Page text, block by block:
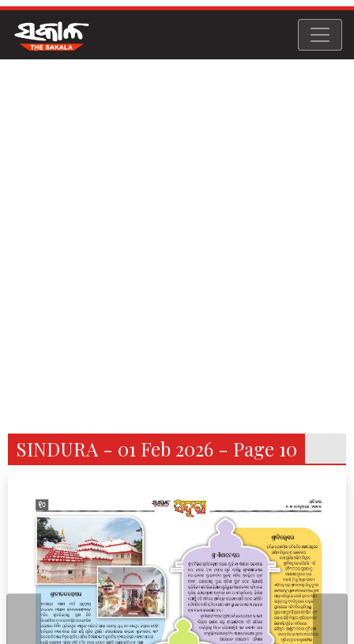
SINDURA - 01 Feb 2026 - Page 10